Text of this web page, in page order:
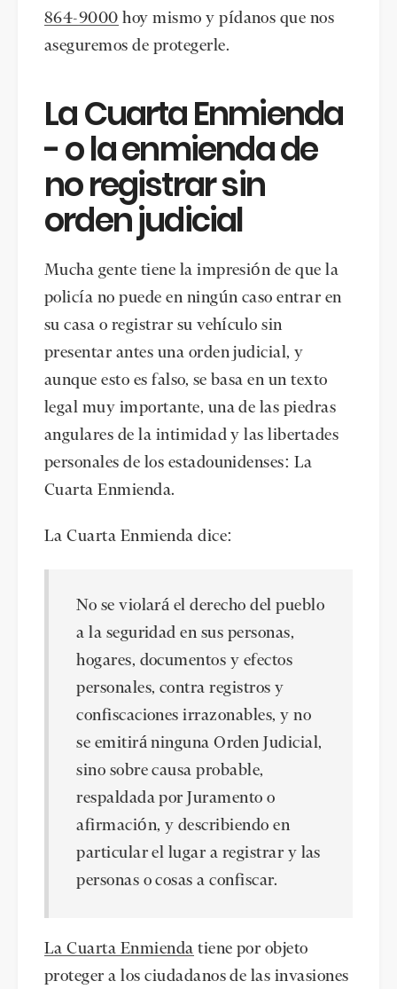
864-9000 hoy mismo y pídanos que nos
aseguremos de protegerle.
La Cuarta Enmienda
- o la enmienda de
no registrar sin
orden judicial
Mucha gente tiene la impresión de que la
policía no puede en ningún caso entrar en
su casa o registrar su vehículo sin
presentar antes una orden judicial, y
aunque esto es falso, se basa en un texto
legal muy importante, una de las piedras
angulares de la intimidad y las libertades
personales de los estadounidenses: La
Cuarta Enmienda.
La Cuarta Enmienda dice:
No se violará el derecho del pueblo
a la seguridad en sus personas,
hogares, documentos y efectos
personales, contra registros y
confiscaciones irrazonables, y no
se emitirá ninguna Orden Judicial,
sino sobre causa probable,
respaldada por Juramento o
afirmación, y describiendo en
particular el lugar a registrar y las
personas o cosas a confiscar.
La Cuarta Enmienda tiene por objeto
proteger a los ciudadanos de las invasiones